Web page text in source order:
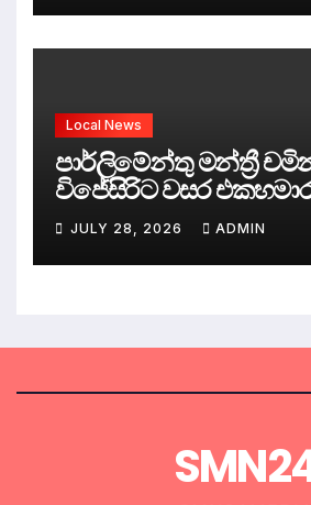
Local News
පාර්ලිමේන්තු මන්ත්‍රී
විජේසිරිට වසර
දඬුවම්.
JULY 28, 2026 ADMIN